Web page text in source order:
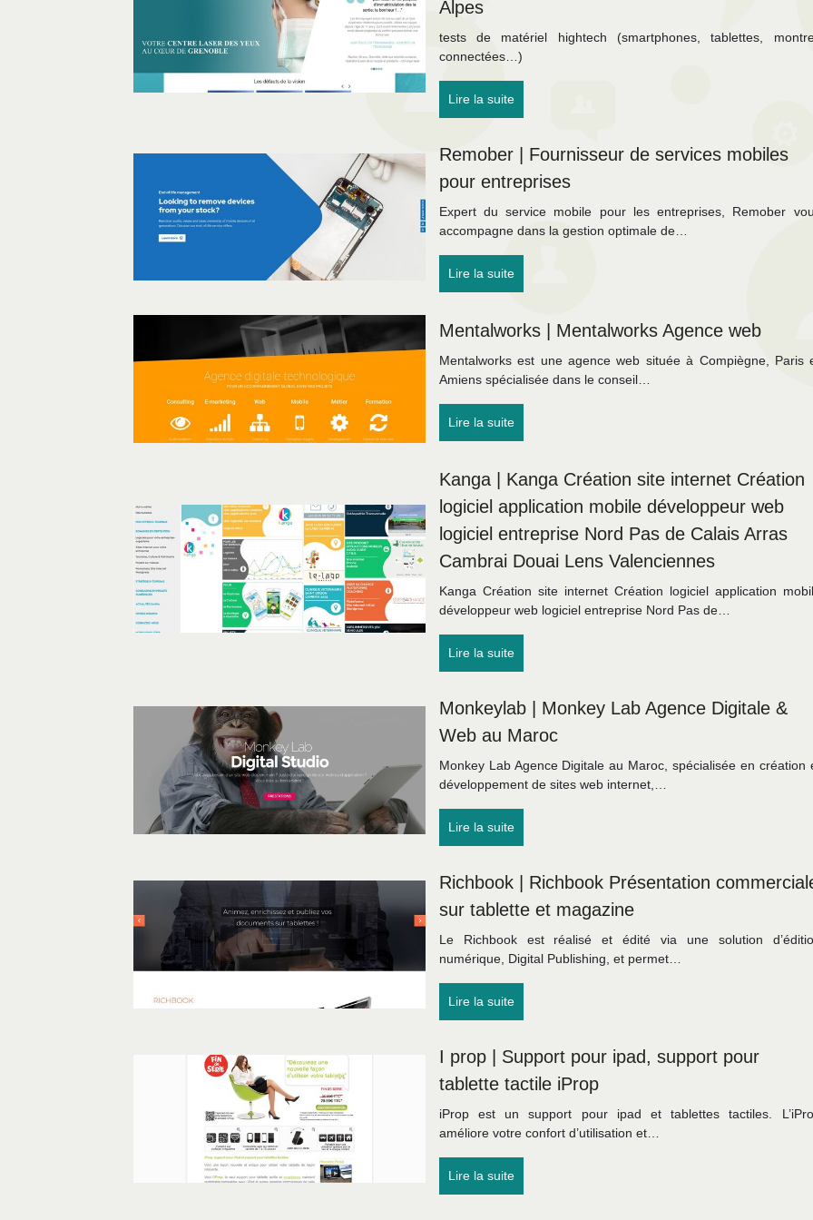
Alpes
tests de matériel hightech (smartphones, tablettes,
connectées…)
Lire la suite
Remober | Fournisseur de services mobiles
pour entreprises
Expert du service mobile pour les entreprises, Remober
accompagne dans la gestion optimale de…
Lire la suite
Mentalworks | Mentalworks Agence web
Mentalworks est une agence web située à Compiègne, Paris
Amiens spécialisée dans le conseil…
Lire la suite
Kanga | Kanga Création site internet Création
logiciel application mobile développeur web
logiciel entreprise Nord Pas de Calais Arras
Cambrai Douai Lens Va­len­cien­nes
Kanga Création site internet Création logiciel application
développeur web logiciel entreprise Nord Pas de…
Lire la suite
Monkeylab | Monkey Lab Agence Digitale &
Web au Maroc
Monkey Lab Agence Digitale au Maroc, spécialisée en création
développement de sites web internet,…
Lire la suite
Richbook | Richbook Présen­ta­tion
sur tablette et magazine
Le Richbook est réalisé et édité via une solution
numérique, Digital Publishing, et permet…
Lire la suite
I prop | Support pour ipad, support pour
tablette tactile iProp
iProp est un support pour ipad et tablettes tactiles.
améliore votre confort d’utilisation et…
Lire la suite